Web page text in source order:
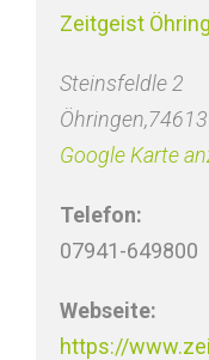
Zeitgeist
Steinsfeldle 2
Öhringen,74613
Google Karte
Telefon:
07941-649800
Webseite:
https://